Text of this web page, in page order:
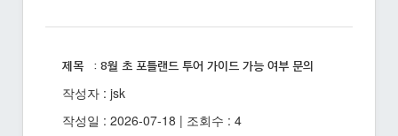
제목 : 8월 초 포틀랜드 투어 가이드 가능 여부 문의
작성자 : jsk
작성일 : 2026-07-18 | 조회수 : 4